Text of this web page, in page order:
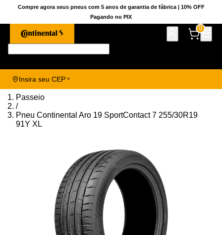
Compre agora seus pneus com 5 anos de garantia de fábrica | 10% OFF
Pagando no PIX
0
Insira seu CEP
Passeio
/
Pneu Continental Aro 19 SportContact 7 255/30R19
91Y XL